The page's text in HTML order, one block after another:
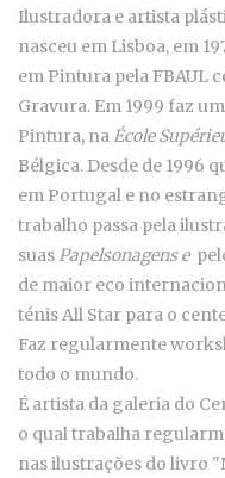
Ilustradora e artista
nasceu em Lisboa, em
em Pintura pela FBAUL
Gravura. Em 1999 faz
Pintura, naÉcole
Bélgica. Desde de 1996
em Portugal e no
trabalho passa pela
suasPapelsonagens e
de maior eco
ténis All Star para o
Faz regularmente
todo o mundo.
É artista da galeria do
o qual trabalha
nas ilustrações do livro